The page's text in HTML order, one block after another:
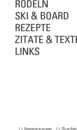
Impressum Suche